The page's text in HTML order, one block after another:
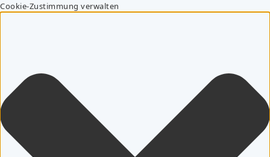
Cookie-Zustimmung verwalten